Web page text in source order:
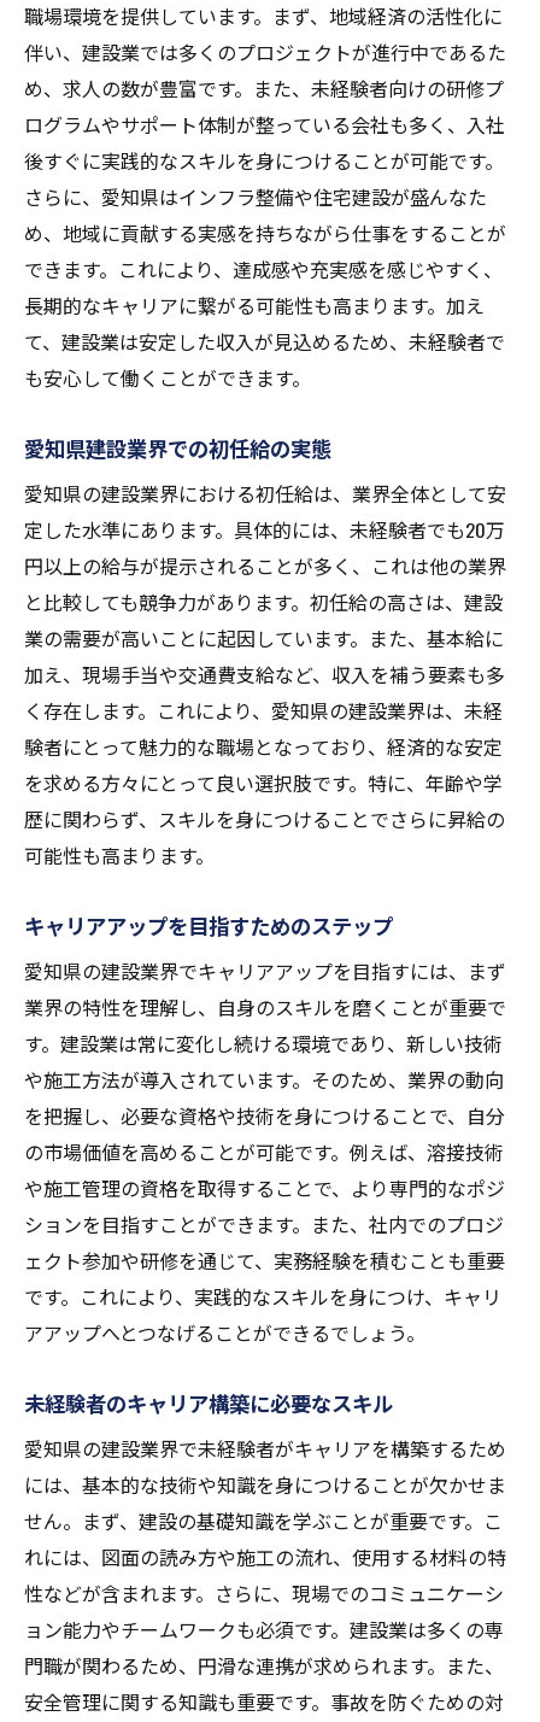
職場環境を提供しています。まず、地域経済の活性化に
伴い、建設業では多くのプロジェクトが進行中であるた
め、求人の数が豊富です。また、未経験者向けの研修プ
ログラムやサポート体制が整っている会社も多く、入社
後すぐに実践的なスキルを身につけることが可能です。
さらに、愛知県はインフラ整備や住宅建設が盛んなた
め、地域に貢献する実感を持ちながら仕事をすることが
できます。これにより、達成感や充実感を感じやすく、
長期的なキャリアに繋がる可能性も高まります。加え
て、建設業は安定した収入が見込めるため、未経験者で
も安心して働くことができます。
愛知県建設業界での初任給の実態
愛知県の建設業界における初任給は、業界全体として安
定した水準にあります。具体的には、未経験者でも20万
円以上の給与が提示されることが多く、これは他の業界
と比較しても競争力があります。初任給の高さは、建設
業の需要が高いことに起因しています。また、基本給に
加え、現場手当や交通費支給など、収入を補う要素も多
く存在します。これにより、愛知県の建設業界は、未経
験者にとって魅力的な職場となっており、経済的な安定
を求める方々にとって良い選択肢です。特に、年齢や学
歴に関わらず、スキルを身につけることでさらに昇給の
可能性も高まります。
キャリアアップを目指すためのステップ
愛知県の建設業界でキャリアアップを目指すには、まず
業界の特性を理解し、自身のスキルを磨くことが重要で
す。建設業は常に変化し続ける環境であり、新しい技術
や施工方法が導入されています。そのため、業界の動向
を把握し、必要な資格や技術を身につけることで、自分
の市場価値を高めることが可能です。例えば、溶接技術
や施工管理の資格を取得することで、より専門的なポジ
ションを目指すことができます。また、社内でのプロジ
ェクト参加や研修を通じて、実務経験を積むことも重要
です。これにより、実践的なスキルを身につけ、キャリ
アアップへとつなげることができるでしょう。
未経験者のキャリア構築に必要なスキル
愛知県の建設業界で未経験者がキャリアを構築するため
には、基本的な技術や知識を身につけることが欠かせま
せん。まず、建設の基礎知識を学ぶことが重要です。こ
れには、図面の読み方や施工の流れ、使用する材料の特
性などが含まれます。さらに、現場でのコミュニケーシ
ョン能力やチームワークも必須です。建設業は多くの専
門職が関わるため、円滑な連携が求められます。また、
安全管理に関する知識も重要です。事故を防ぐための対